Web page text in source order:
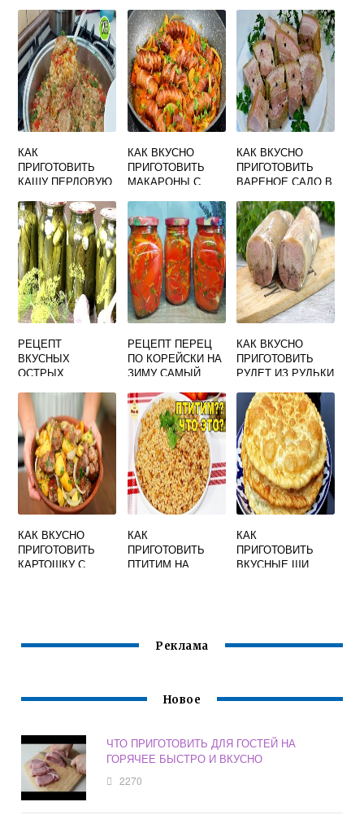
КАК
ПРИГОТОВИТЬ
КАШУ ПЕРЛОВУЮ
КАК ВКУСНО
ПРИГОТОВИТЬ
МАКАРОНЫ С
СКОВОРОДЕ И
МОРКОВЬЮ
КАК ВКУСНО
ПРИГОТОВИТЬ
ВАРЕНОЕ САЛО В
УСЛОВИЯХ
РЕЦЕПТ
ВКУСНЫХ
ОСТРЫХ
ЗИМУ В БАНКАХ
ХРУСТЯЩИЕ
РЕЦЕПТ ПЕРЕЦ
ПО КОРЕЙСКИ НА
ЗИМУ САМЫЙ
БОЛГАРСКИЙ
КАК ВКУСНО
ПРИГОТОВИТЬ
РУЛЕТ ИЗ РУЛЬКИ
КАК ВКУСНО
ПРИГОТОВИТЬ
КАРТОШКУ С
КАК
ПРИГОТОВИТЬ
ПТИТИМ НА
КАК
ПРИГОТОВИТЬ
ВКУСНЫЕ ЩИ
Реклама
Новое
ЧТО ПРИГОТОВИТЬ ДЛЯ ГОСТЕЙ НА
ГОРЯЧЕЕ БЫСТРО И ВКУСНО
2270